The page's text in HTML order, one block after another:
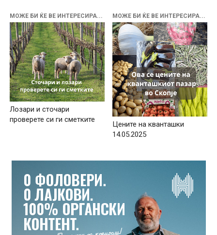
МОЖЕ БИ ЌЕ ВЕ ИНТЕРЕСИРА...
Лозари и сточари
проверете си ги сметките
МОЖЕ БИ ЌЕ ВЕ ИНТЕРЕСИРА...
Цените на кванташки
14.05.2025